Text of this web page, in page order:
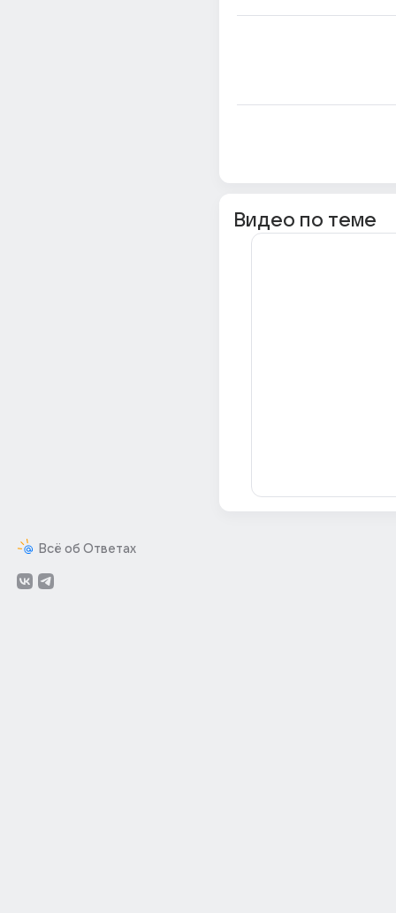
Всё об Ответах
Видео по теме